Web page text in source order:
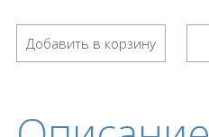
Добавить в корзину